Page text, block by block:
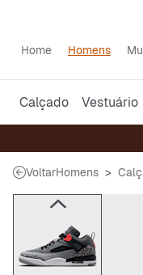
Home Homens
Calçado Vestuário
VoltarHomens